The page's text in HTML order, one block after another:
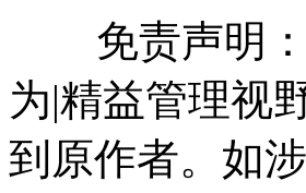
免责声明：
为|精益管理视
到原作者。如